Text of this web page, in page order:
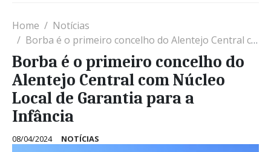
Home
Notícias
Borba é o primeiro concelho do Alentejo Central com Núcleo Local de Garantia para a Infância
Borba é o primeiro concelho do
Alentejo Central com Núcleo
Local de Garantia para a
Infância
08/04/2024 NOTÍCIAS